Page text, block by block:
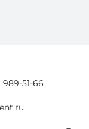
989-51-66